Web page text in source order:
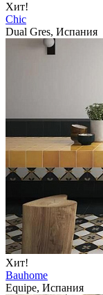
Хит!
Chic
Dual Gres, Испания
Хит!
Bauhome
Equipe, Испания